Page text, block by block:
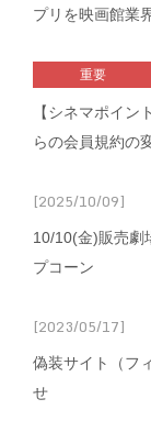
プリを映画館業
重要
【シネマポイ
らの会員規約の
[2025/10/09]
10/10(金)販売劇
プコーン
[2023/05/17]
偽装サイト（フ
せ